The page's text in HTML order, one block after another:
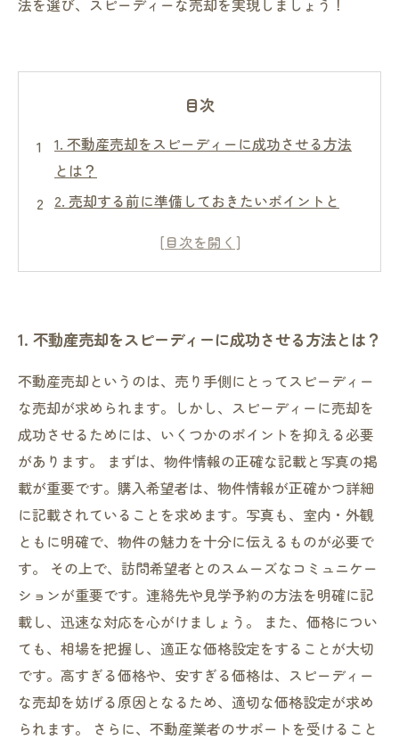
法を選び、スピーディーな売却を実現しましょう！
目次
1. 不動産売却をスピーディーに成功させる方法
とは？
2. 売却する前に準備しておきたいポイントと
3. 不動産売却で失敗しないためのコツとは？
5. オンライン査定で不動産の価値を正しく把握
しよう
1. 不動産売却をスピーディーに成功させる方法とは？
不動産売却というのは、売り手側にとってスピーディー
な売却が求められます。しかし、スピーディーに売却を
成功させるためには、いくつかのポイントを抑える必要
があります。 まずは、物件情報の正確な記載と写真の掲
載が重要です。購入希望者は、物件情報が正確かつ詳細
に記載されていることを求めます。写真も、室内・外観
ともに明確で、物件の魅力を十分に伝えるものが必要で
す。 その上で、訪問希望者とのスムーズなコミュニケー
ションが重要です。連絡先や見学予約の方法を明確に記
載し、迅速な対応を心がけましょう。 また、価格につい
ても、相場を把握し、適正な価格設定をすることが大切
です。高すぎる価格や、安すぎる価格は、スピーディー
な売却を妨げる原因となるため、適切な価格設定が求め
られます。 さらに、不動産業者のサポートを受けること